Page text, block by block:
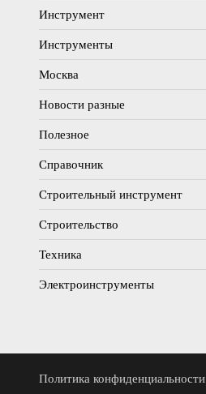
Инструмент
Инструменты
Москва
Новости разные
Полезное
Справочник
Строительный инструмент
Строительство
Техника
Электроинструменты
Политика конфиденциальности